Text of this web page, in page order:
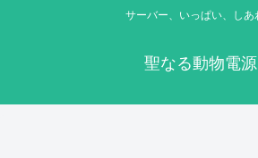
サーバー、いっぱい、しあ
聖なる動物電源